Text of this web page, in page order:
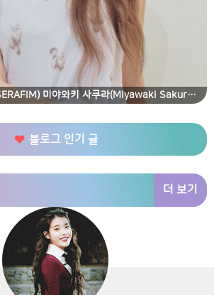
[HD] 르세라핌(LE SSERAFIM) 미야와키 사쿠라(Miyawaki Sakura) 젤라또 피케 홈웨어 고화질 화보
블로그 인기 글
더 보기